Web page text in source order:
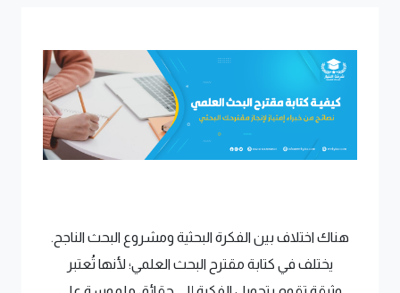
هناك اختلاف بين الفكرة البحثية ومشروع البحث الناجح.
يختلف في كتابة مقترح البحث العلمي؛ لأنها تُعتبر